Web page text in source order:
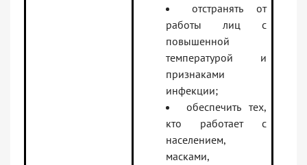
отстранять от
работы лиц с
повышенной
температурой и
признаками
инфекции;
обеспечить тех,
кто работает с
населением,
масками,